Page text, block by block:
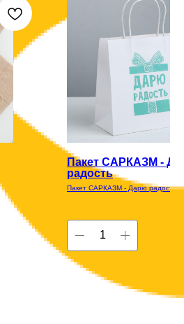
Пакет САРКАЗМ -
радость
Пакет САРКАЗМ - Дарю радость